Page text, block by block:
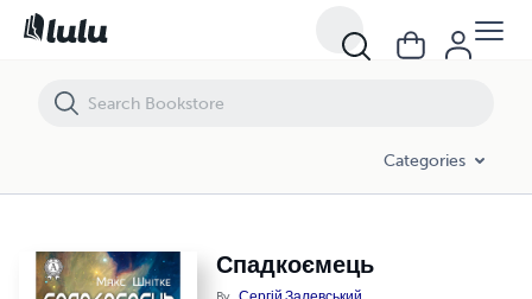
Categories
Спадкоємець
Спадкоємець